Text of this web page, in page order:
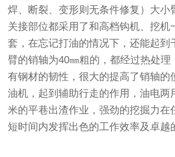
焊、断裂、变形则无条件修复）大小
关接部位都采用了和高档钩机、挖机
套，在忘记打油的情况下，还能起到
臂的销轴为40㎜粗的，都经过热处理
有钢材的韧性，很大的提高了销轴的
油机，起到辅助行走的作用，油电两
米的平巷出渣作业，强劲的挖掘力在
短时间内发挥出色的工作效率及卓越